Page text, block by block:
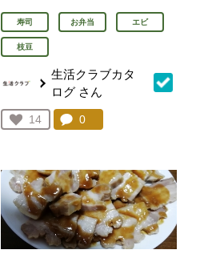
寿司 お弁当 エビ
枝豆
生活クラブカタ
ログ さん
お気に入り登録：
14
人が登録
コメント：
0件。コメントを見る。